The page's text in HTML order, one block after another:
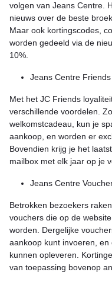
volgen van Jeans Centre.
nieuws over de beste
Maar ook kortingscodes,
worden gedeeld via de
10%.
Jeans Centre
Met het JC Friends
verschillende voordelen.
welkomstcadeau, kun je
aankoop, en worden er
Bovendien krijg je het
mailbox met elk jaar op je
Jeans Centre
Betrokken bezoekers
vouchers die op de
worden. Dergelijke
aankoop kunt invoeren,
kunnen opleveren.
van toepassing bovenop